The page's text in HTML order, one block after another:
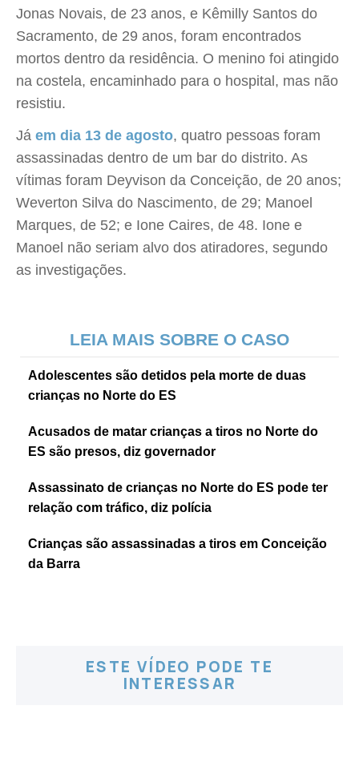
Jonas Novais, de 23 anos, e Kêmilly Santos do
Sacramento, de 29 anos, foram encontrados
mortos dentro da residência. O menino foi atingido
na costela, encaminhado para o hospital, mas não
resistiu.
Já em dia 13 de agosto, quatro pessoas foram
assassinadas dentro de um bar do distrito. As
vítimas foram Deyvison da Conceição, de 20 anos;
Weverton Silva do Nascimento, de 29; Manoel
Marques, de 52; e Ione Caires, de 48. Ione e
Manoel não seriam alvo dos atiradores, segundo
as investigações.
LEIA MAIS SOBRE O CASO
Adolescentes são detidos pela morte de duas
crianças no Norte do ES
Acusados de matar crianças a tiros no Norte do
ES são presos, diz governador
Assassinato de crianças no Norte do ES pode ter
relação com tráfico, diz polícia
Crianças são assassinadas a tiros em Conceição
da Barra
ESTE VÍDEO PODE TE
INTERESSAR